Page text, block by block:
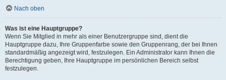
Nach oben
Was ist eine Hauptgruppe?
Wenn Sie Mitglied in mehr als einer Benutzergruppe sind, dient die
Hauptgruppe dazu, Ihre Gruppenfarbe sowie den Gruppenrang, der bei Ihnen
standardmäßig angezeigt wird, festzulegen. Ein Administrator kann Ihnen die
Berechtigung geben, Ihre Hauptgruppe im persönlichen Bereich selbst
festzulegen.